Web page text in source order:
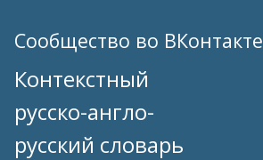
Сообщество во ВКонтакте
Контекстный
русско-англо-
русский словарь